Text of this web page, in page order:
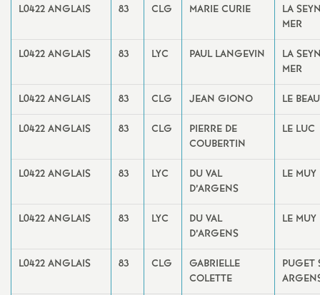
L0422 ANGLAIS 83 CLG MARIE CURIE
LA
MER
L0422 ANGLAIS 83 LYC PAUL LANGEVIN
LA
MER
L0422 ANGLAIS 83 CLG JEAN GIONO LE
L0422 ANGLAIS 83 CLG
PIERRE DE
COUBERTIN
LE LUC
L0422 ANGLAIS 83 LYC
DU VAL
D’ARGENS
LE MUY
L0422 ANGLAIS 83 LYC
DU VAL
D’ARGENS
LE MUY
L0422 ANGLAIS 83 CLG
GABRIELLE
COLETTE
PUGET